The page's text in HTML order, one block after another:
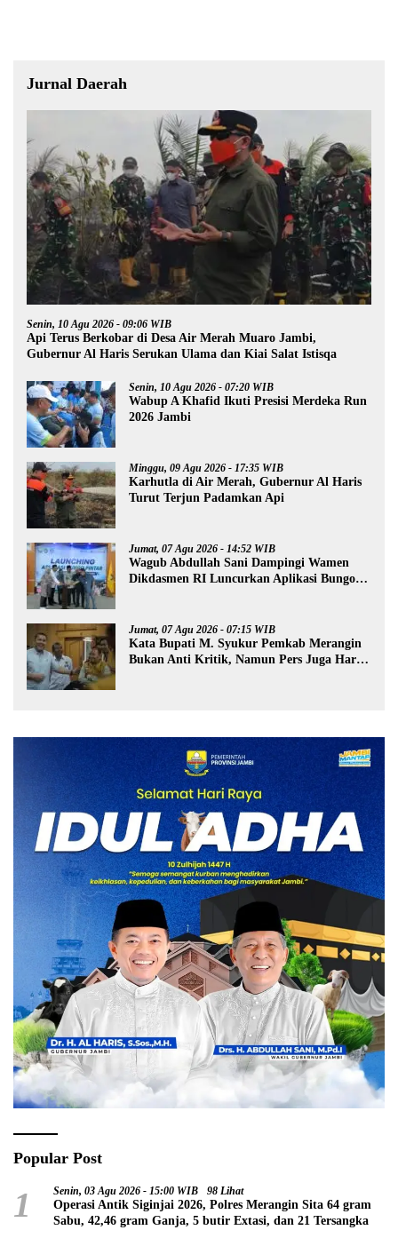
Jurnal Daerah
Senin, 10 Agu 2026 - 09:06 WIB
Api Terus Berkobar di Desa Air Merah Muaro Jambi,
Gubernur Al Haris Serukan Ulama dan Kiai Salat Istisqa
Senin, 10 Agu 2026 - 07:20 WIB
Wabup A Khafid Ikuti Presisi Merdeka Run
2026 Jambi
Minggu, 09 Agu 2026 - 17:35 WIB
Karhutla di Air Merah, Gubernur Al Haris
Turut Terjun Padamkan Api
Jumat, 07 Agu 2026 - 14:52 WIB
Wagub Abdullah Sani Dampingi Wamen
Dikdasmen RI Luncurkan Aplikasi Bungo
Jumat, 07 Agu 2026 - 07:15 WIB
Kata Bupati M. Syukur Pemkab Merangin
Bukan Anti Kritik, Namun Pers Juga Harus
Popular Post
1 Senin, 03 Agu 2026 - 15:00 WIB 98 Lihat
Operasi Antik Siginjai 2026, Polres Merangin Sita 64 gram
Sabu, 42,46 gram Ganja, 5 butir Extasi, dan 21 Tersangka